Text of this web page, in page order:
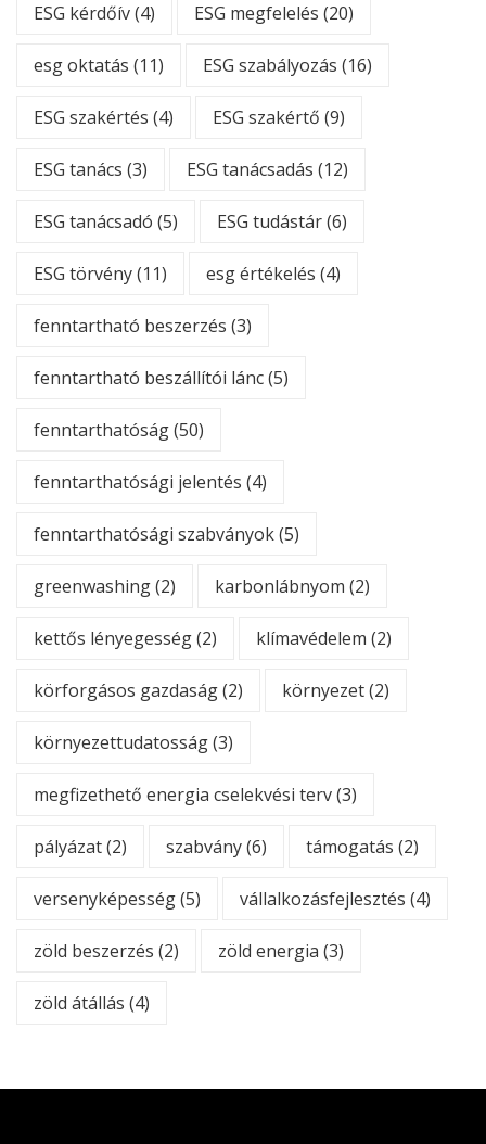
ESG kérdőív(4) ESG megfelelés (20)
esg oktatás (11) ESG szabályozás (16)
ESG szakértés (4) ESG szakértő (9)
ESG tanács (3) ESG tanácsadás (12)
ESG tanácsadó (5) ESG tudástár(6)
ESG törvény(11) esg értékelés (4)
fenntartható beszerzés (3)
fenntartható beszállítói lánc(5)
fenntarthatóság(50)
fenntarthatósági jelentés (4)
fenntarthatósági szabványok(5)
greenwashing(2) karbonlábnyom (2)
kettős lényegesség(2) klímavédelem (2)
körforgásos gazdaság(2) környezet(2)
környezettudatosság(3)
megfizethető energia cselekvési terv(3)
pályázat(2) szabvány(6) támogatás (2)
versenyképesség(5) vállalkozásfejlesztés (4)
zöld beszerzés (2) zöld energia (3)
zöld átállás (4)